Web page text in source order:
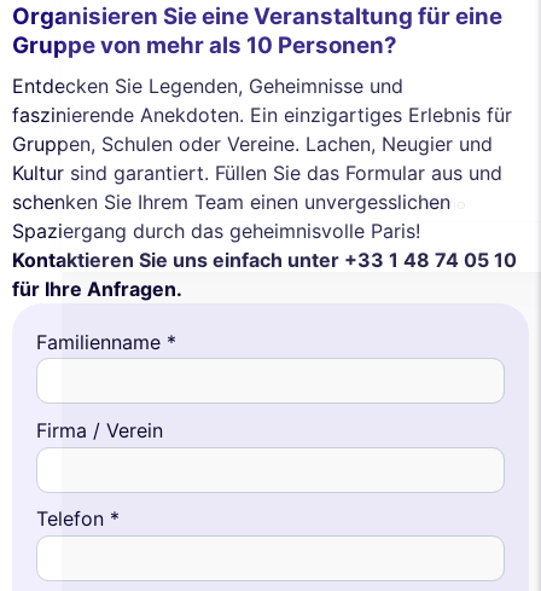
Einstellungen jederzeit akzeptieren, ablehnen oder anpassen.
Ich möchte wählen Ich stimme zu
Organisieren Sie eine Veranstaltung für eine
Gruppe von mehr als 10 Personen?
Entdecken Sie Legenden, Geheimnisse und
faszinierende Anekdoten. Ein einzigartiges Erlebnis für
Gruppen, Schulen oder Vereine. Lachen, Neugier und
Kultur sind garantiert. Füllen Sie das Formular aus und
schenken Sie Ihrem Team einen unvergesslichen
Spaziergang durch das geheimnisvolle Paris!
Kontaktieren Sie uns einfach unter +33 1 48 74 05 10
für Ihre Anfragen.
Familienname *
Firma / Verein
Telefon *